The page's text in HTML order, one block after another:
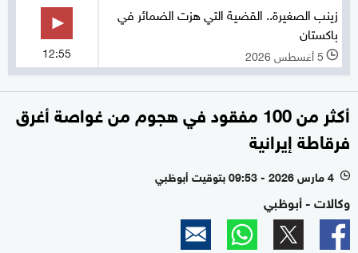
زينب الصغيرة.. القضية التي هزت الضمائر في
باكستان
l 5 أغسطس 2026 12:55
أكثر من 100 مفقود في هجوم من غواصة أغرق
فرقاطة إيرانية
l 4 مارس 2026 - 09:53 بتوقيت أبوظبي
وكالات - أبوظبي